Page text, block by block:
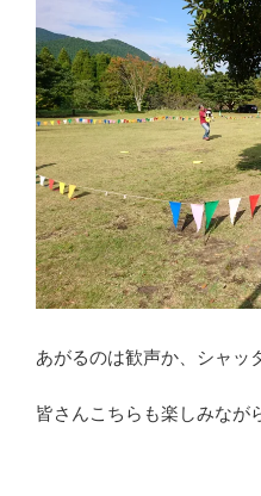
あがるのは歓声か、シャッ
皆さんこちらも楽しみなが